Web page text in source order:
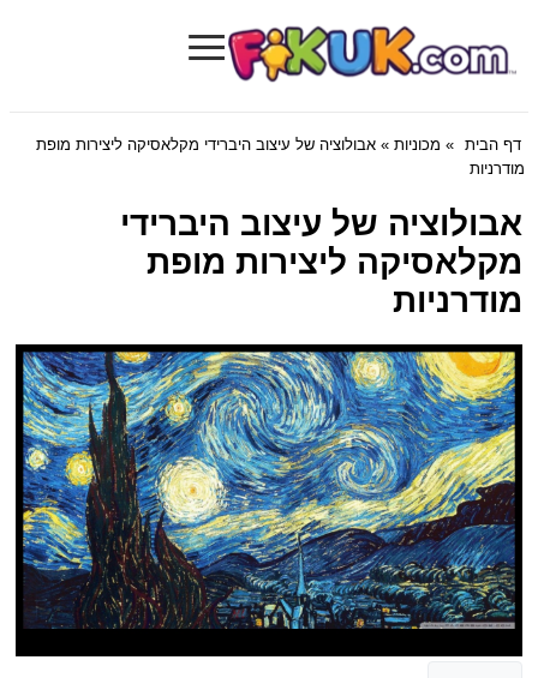
Fikuk.com
≡
דף הבית » מכוניות » אבולוציה של עיצוב היברידי מקלאסיקה ליצירות מופת
מודרניות
אבולוציה של עיצוב היברידי
מקלאסיקה ליצירות מופת
מודרניות